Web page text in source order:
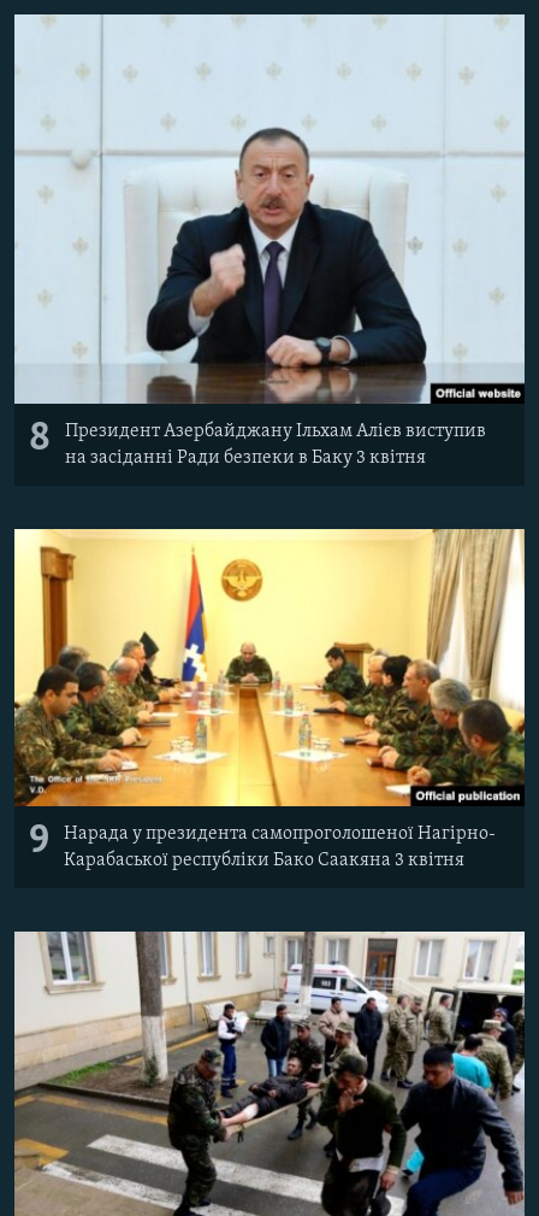
8
Президент Азербайджану Ільхам Алієв виступив
на засіданні Ради безпеки в Баку 3 квітня
9
Нарада у президента самопроголошеної Нагірно-
Карабаської республіки Бако Саакяна 3 квітня